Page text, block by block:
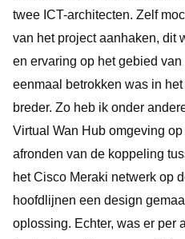
twee ICT-architecten. Zelf
van het project aanhaken, dit
en ervaring op het gebied van
eenmaal betrokken was in
breder. Zo heb ik onder
Virtual Wan Hub omgeving
afronden van de koppeling
het Cisco Meraki netwerk op
hoofdlijnen een design
oplossing. Echter, was er per